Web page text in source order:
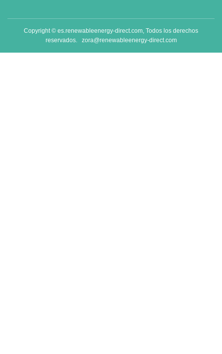
Copyright © es.renewableenergy-direct.com, Todos los derechos
reservados. zora@renewableenergy-direct.com